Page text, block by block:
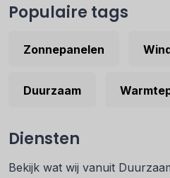
Populaire tags
Zonnepanelen
Duurzaam
Diensten
Bekijk wat wij vanuit